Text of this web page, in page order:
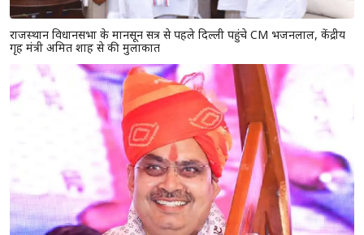
राजस्थान विधानसभा के मानसून सत्र से पहले दिल्ली पहुंचे CM भजनलाल, केंद्रीय
गृह मंत्री अमित शाह से की मुलाकात